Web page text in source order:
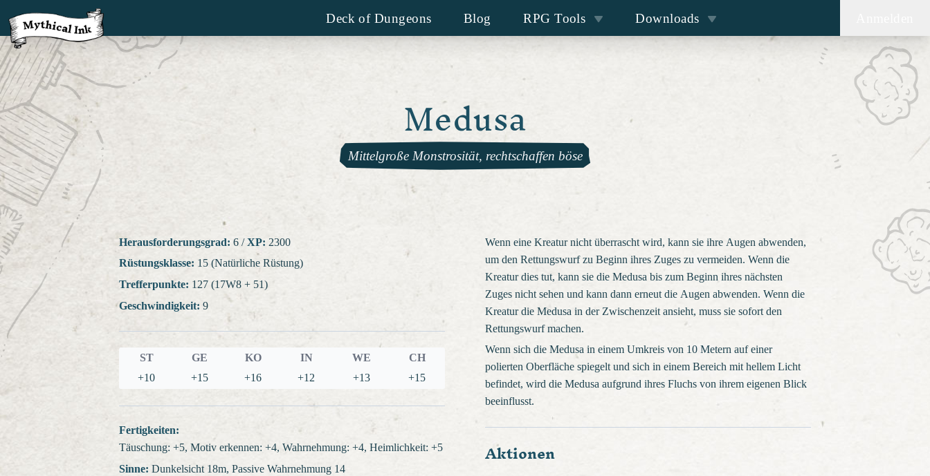
Deck of Dungeons Blog RPG Tools Downloads
Medusa
Mittelgroße Monstrosität, rechtschaffen böse
Herausforderungsgrad: 6 / XP: 2300
Rüstungsklasse: 15 (Natürliche Rüstung)
Trefferpunkte: 127 (17W8 + 51)
Geschwindigkeit: 9
ST GE KO IN WE
CH
+10
+15 +16 +12 +13 +15
Fertigkeiten:
Täuschung: +5, Motiv erkennen: +4, Wahrnehmung: +4, Heimlichkeit: +5
Sinne: Dunkelsicht 18m, Passive Wahrnehmung 14
Wenn eine Kreatur nicht überrascht wird, kann sie ihre Augen abwenden,
um den Rettungswurf zu Beginn ihres Zuges zu vermeiden. Wenn die
Kreatur dies tut, kann sie die Medusa bis zum Beginn ihres nächsten
Zuges nicht sehen und kann dann erneut die Augen abwenden. Wenn die
Kreatur die Medusa in der Zwischenzeit ansieht, muss sie sofort den
Rettungswurf machen.
Wenn sich die Medusa in einem Umkreis von 10 Metern auf einer
polierten Oberfläche spiegelt und sich in einem Bereich mit hellem Licht
befindet, wird die Medusa aufgrund ihres Fluchs von ihrem eigenen Blick
beeinflusst.
Aktionen